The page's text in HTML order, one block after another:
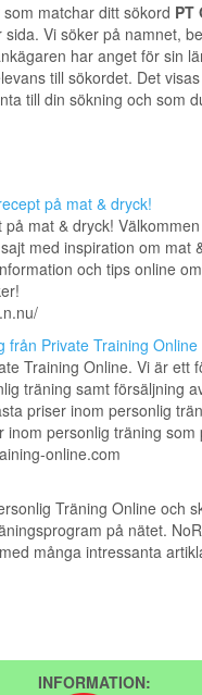
matchar ditt sökord PT
Vi söker på namnet,
har anget för sin
till sökordet. Det
till din sökning och som
på mat & dryck!
mat & dryck!
med inspiration om mat
och tips online
från Private Training Online
Training Online. Vi är ett
träning samt försäljning
priser inom personlig
inom personlig träning som
online.com
Träning Online och
på nätet.
många intressanta
INFORMATION: